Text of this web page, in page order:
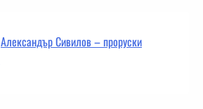
Александър Сивилов – проруски